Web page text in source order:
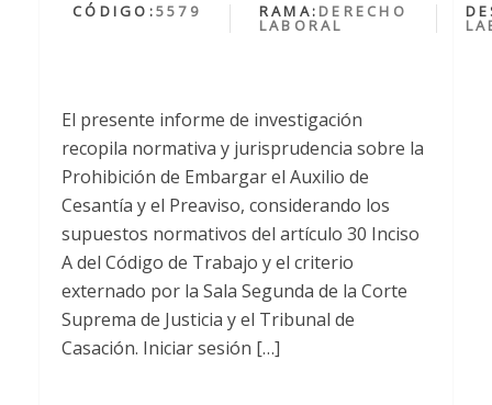
CÓDIGO:5579 RAMA: DERECHO
LABORAL
El presente informe de investigación
recopila normativa y jurisprudencia sobre la
Prohibición de Embargar el Auxilio de
Cesantía y el Preaviso, considerando los
supuestos normativos del artículo 30 Inciso
A del Código de Trabajo y el criterio
externado por la Sala Segunda de la Corte
Suprema de Justicia y el Tribunal de
Casación. Iniciar sesión […]